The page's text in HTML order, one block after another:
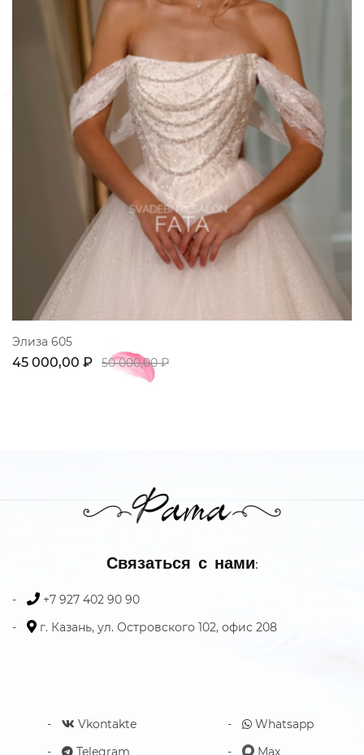
Элиза 605
45 000,00 ₽ 50 000,00 ₽
Связаться с нами:
+7 927 402 90 90
г. Казань, ул. Островского 102, офис 208
Vkontakte
Telegram
Whatsapp
Max